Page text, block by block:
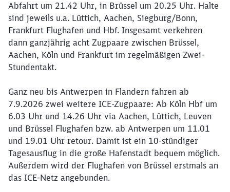
Abfahrt um 21.42 Uhr, in Brüssel um 20.25 Uhr. Halte
sind jeweils u.a. Lüttich, Aachen, Siegburg/Bonn,
Frankfurt Flughafen und Hbf. Insgesamt verkehren
dann ganzjährig acht Zugpaare zwischen Brüssel,
Aachen, Köln und Frankfurt im regelmäßigen Zwei-
Stundentakt.
Ganz neu bis Antwerpen in Flandern fahren ab
7.9.2026 zwei weitere ICE-Zugpaare: Ab Köln Hbf um
6.03 Uhr und 14.26 Uhr via Aachen, Lüttich, Leuven
und Brüssel Flughafen bzw. ab Antwerpen um 11.01
und 19.01 Uhr retour. Damit ist ein 10-stündiger
Tagesausflug in die große Hafenstadt bequem möglich.
Außerdem wird der Flughafen von Brüssel erstmals an
das ICE-Netz angebunden.